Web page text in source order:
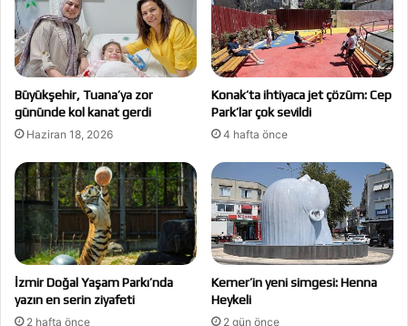
Büyükşehir, Tuana’ya zor
gününde kol kanat gerdi
Haziran 18, 2026
Konak’ta ihtiyaca jet çözüm: Cep
Park’lar çok sevildi
4 hafta önce
İzmir Doğal Yaşam Parkı’nda
yazın en serin ziyafeti
2 hafta önce
Kemer’in yeni simgesi: Henna
Heykeli
2 gün önce